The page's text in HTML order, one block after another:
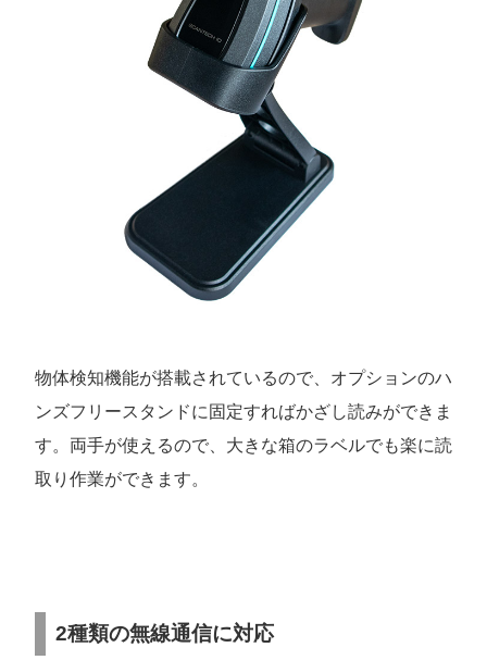
物体検知機能が搭載されているので、オプションのハ
ンズフリースタンドに固定すればかざし読みができま
す。両手が使えるので、大きな箱のラベルでも楽に読
取り作業ができます。
2種類の無線通信に対応